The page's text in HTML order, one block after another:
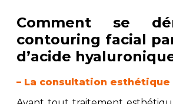
Comment se
contouring facial
d’acide
– La consultation esthétique